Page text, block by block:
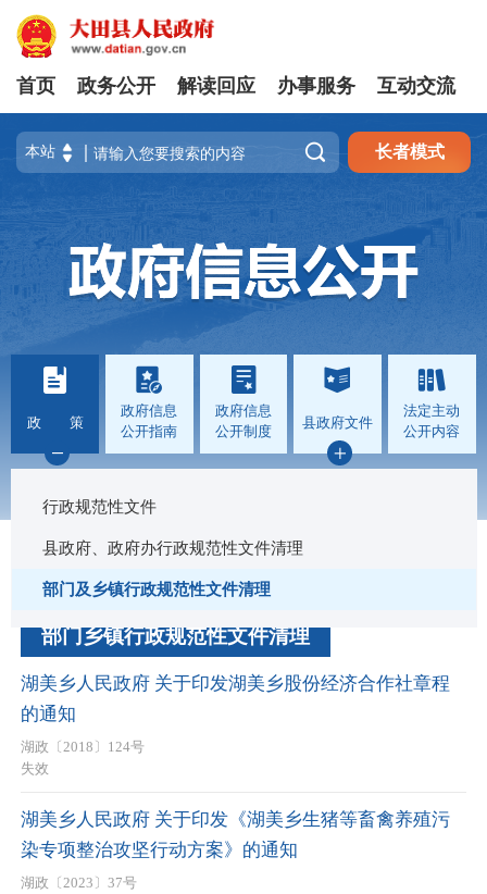
首页 政务公开 解读回应 办事服务 互动交流
 长者模式
政 策
行政规范性文件
县政府、政府办行政规范性文件清理
部门及乡镇行政规范性文件清理
政府信息
公开指南
政府信息
公开制度
县政府文件
法定主动
公开内容
部门乡镇行政规范性文件清理
湖美乡人民政府 关于印发湖美乡股份经济合作社章程
的通知
湖政〔2018〕124号
失效
湖美乡人民政府 关于印发《湖美乡生猪等畜禽养殖污
染专项整治攻坚行动方案》的通知
湖政〔2023〕37号